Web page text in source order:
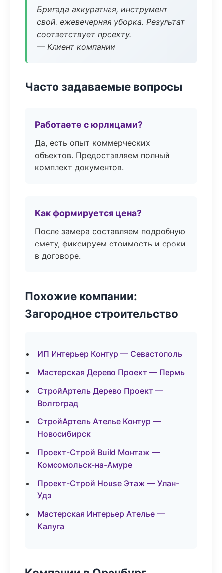
Бригада аккуратная, инструмент
свой, ежевечерняя уборка. Результат
соответствует проекту.
— Клиент компании
Часто задаваемые вопросы
Работаете с юрлицами?
Да, есть опыт коммерческих
объектов. Предоставляем полный
комплект документов.
Как формируется цена?
После замера составляем подробную
смету, фиксируем стоимость и сроки
в договоре.
Похожие компании:
Загородное строительство
ИП Интерьер Контур — Севастополь
Мастерская Дерево Проект — Пермь
СтройАртель Дерево Проект —
Волгоград
СтройАртель Ателье Контур —
Новосибирск
Проект-Строй Build Монтаж —
Комсомольск-на-Амуре
Проект-Строй House Этаж — Улан-
Удэ
Мастерская Интерьер Ателье —
Калуга